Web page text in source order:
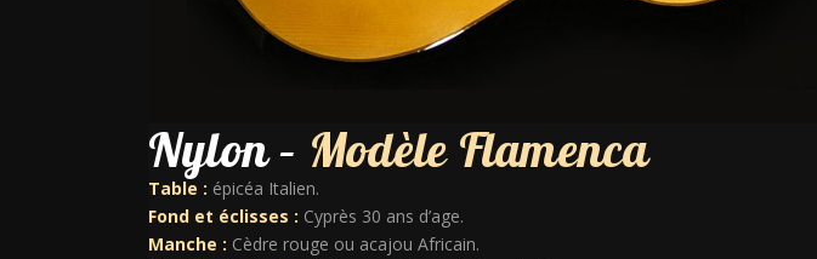
Nylon – Modèle Flamenca
Table : épicéa Italien.
Fond et éclisses : Cyprès 30 ans d’age.
Manche : Cèdre rouge ou acajou Africain.